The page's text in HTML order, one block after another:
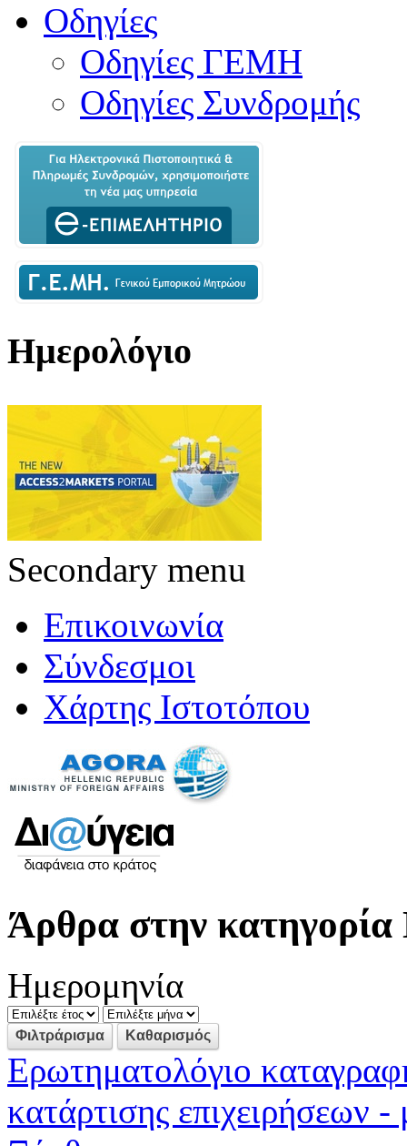
Οδηγίες
Οδηγίες ΓΕΜΗ
Οδηγίες Συνδρομής
Ημερολόγιο
Secondary menu
Επικοινωνία
Σύνδεσμοι
Χάρτης Ιστοτόπου
Άρθρα στην κατηγορία
Ημερομηνία
Ερωτηματολόγιο
κατάρτισης επιχειρήσεων